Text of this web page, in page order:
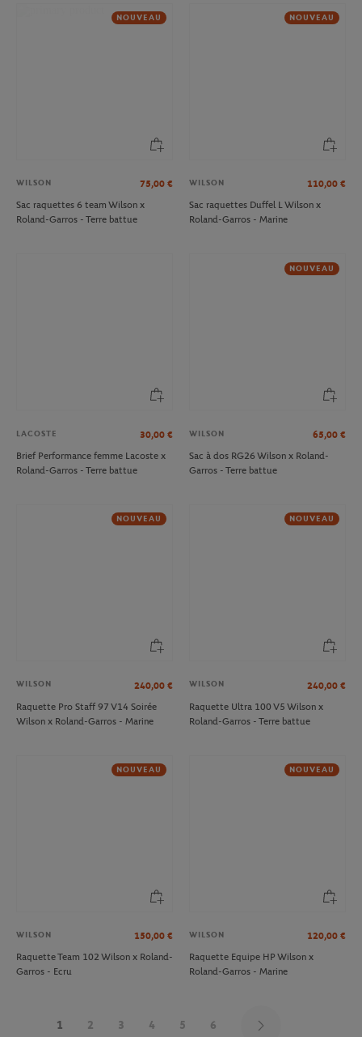
NOUVEAU
WILSON 75,00 €
Sac raquettes 6 team Wilson x
Roland-Garros - Terre battue
NOUVEAU
WILSON 110,00 €
Sac raquettes Duffel L Wilson x
Roland-Garros - Marine
LACOSTE 30,00 €
Brief Performance femme Lacoste x
Roland-Garros - Terre battue
NOUVEAU
WILSON 65,00 €
Sac à dos RG26 Wilson x Roland-
Garros - Terre battue
NOUVEAU
WILSON 240,00 €
Raquette Pro Staff 97 V14 Soirée
Wilson x Roland-Garros - Marine
NOUVEAU
WILSON 240,00 €
Raquette Ultra 100 V5 Wilson x
Roland-Garros - Terre battue
NOUVEAU
WILSON 150,00 €
Raquette Team 102 Wilson x Roland-
Garros - Ecru
NOUVEAU
WILSON 120,00 €
Raquette Equipe HP Wilson x
Roland-Garros - Marine
1 2 3 4 5 6